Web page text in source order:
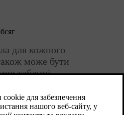
для кожного
може бути
таблиці.